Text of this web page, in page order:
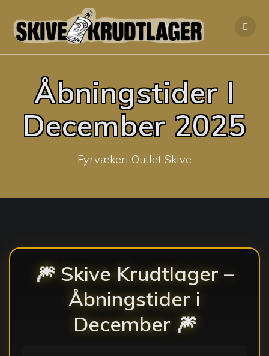
to
content
Åbningstider I
December 2025
Fyrvækeri Outlet Skive
🎆 Skive Krudtlager –
Åbningstider i
December 🎆